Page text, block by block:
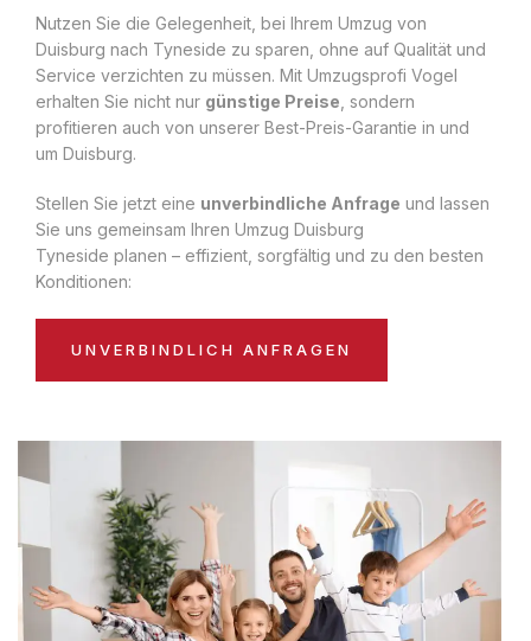
Nutzen Sie die Gelegenheit, bei Ihrem Umzug von
Duisburg nach Tyneside zu sparen, ohne auf Qualität und
Service verzichten zu müssen. Mit Umzugsprofi Vogel
erhalten Sie nicht nur günstige Preise , sondern
profitieren auch von unserer Best-Preis-Garantie in und
um Duisburg.
Stellen Sie jetzt eine unverbindliche Anfrage und lassen
Sie uns gemeinsam Ihren Umzug Duisburg
Tyneside planen – effizient, sorgfältig und zu den besten
Konditionen:
UNVERBINDLICH ANFRAGEN